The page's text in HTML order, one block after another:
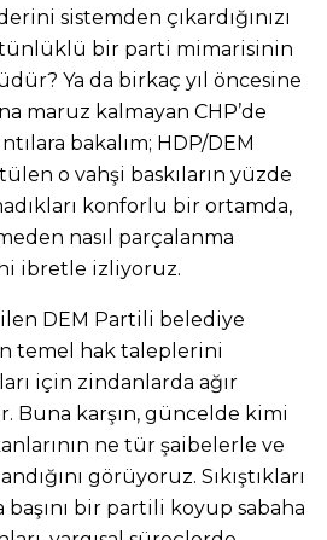
sistemden çıkardığınızı
bir parti mimarisinin
Ya da birkaç yıl öncesine
maruz kalmayan CHP’de
bakalım; HDP/DEM
o vahşi baskıların yüzde
konforlu bir ortamda,
nasıl parçalanma
ibretle izliyoruz.
DEM Partili belediye
temel hak taleplerini
için zindanlarda ağır
Buna karşın, güncelde kimi
ne tür şaibelerle ve
görüyoruz. Sıkıştıkları
başını bir partili koyup sabaha